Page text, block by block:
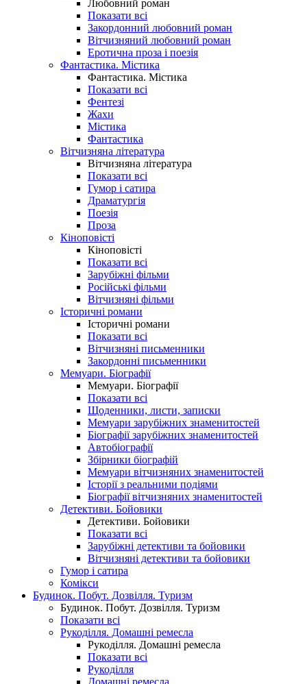
Любовний роман
Показати всі
Закордонний любовний роман
Вітчизняний любовний роман
Еротична проза і поезія
Фантастика. Містика
Фантастика. Містика
Показати всі
Фентезі
Жахи
Містика
Фантастика
Вітчизняна література
Вітчизняна література
Показати всі
Гумор і сатира
Драматургія
Поезія
Проза
Кіноповісті
Кіноповісті
Показати всі
Зарубіжні фільми
Російські фільми
Вітчизняні фільми
Історичні романи
Історичні романи
Показати всі
Вітчизняні письменники
Закордонні письменники
Мемуари. Біографії
Мемуари. Біографії
Показати всі
Щоденники, листи, записки
Мемуари зарубіжних знаменитостей
Біографії зарубіжних знаменитостей
Автобіографії
Збірники біографій
Мемуари вітчизняних знаменитостей
Історії з реальними подіями
Біографії вітчизняних знаменитостей
Детективи. Бойовики
Детективи. Бойовики
Показати всі
Зарубіжні детективи та бойовики
Вітчизняні детективи та бойовики
Гумор і сатира
Комікси
Будинок. Побут. Дозвілля. Туризм
Будинок. Побут. Дозвілля. Туризм
Показати всі
Рукоділля. Домашні ремесла
Рукоділля. Домашні ремесла
Показати всі
Рукоділля
Домашні ремесла